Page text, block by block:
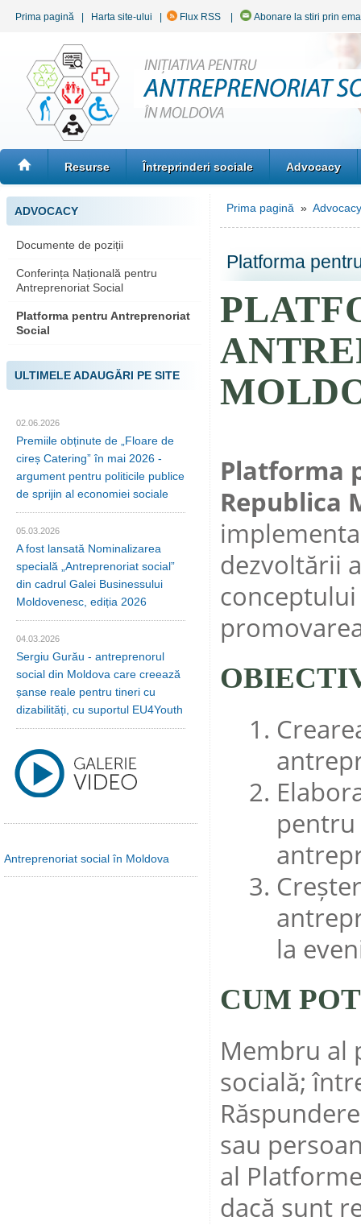
Prima pagină Harta site-ului Flux RSS Abonare la stiri prin
Resurse Întreprinderi sociale Advocacy
ADVOCACY
Documente de poziții
Conferința Națională pentru
Antreprenoriat Social
Platforma pentru Antreprenoriat
Social
ULTIMELE ADAUGĂRI PE SITE
02.06.2026
Premiile obținute de „Floare de
cireș Catering” în mai 2026 -
argument pentru politicile publice
de sprijin al economiei sociale
05.03.2026
A fost lansată Nominalizarea
specială „Antreprenoriat social”
din cadrul Galei Businessului
Moldovenesc, ediția 2026
04.03.2026
Sergiu Gurău - antreprenorul
social din Moldova care creează
șanse reale pentru tineri cu
dizabilități, cu suportul EU4Youth
Antreprenoriat social în Moldova
Prima pagină » Advocacy
Platforma
Platforma
Republica
dezvoltării
la
CUM
Membru al
socială;
sau
al
dacă sunt